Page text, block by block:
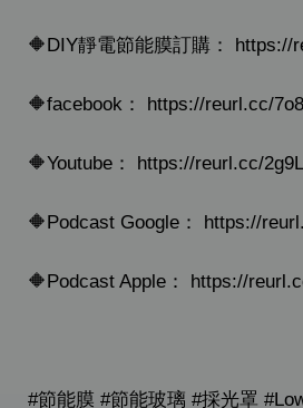
🔶DIY靜電節能膜訂購： https://
🔶facebook： https://reurl.cc/
🔶Youtube： https://reurl.cc/
🔶Podcast Google： https://
🔶Podcast Apple： https://
#節能膜 #節能玻璃 #採光罩